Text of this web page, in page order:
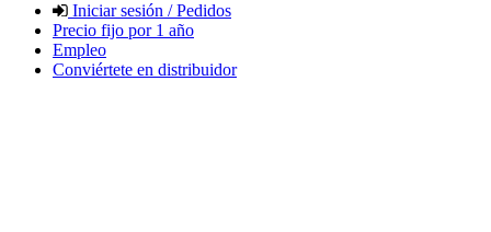
Iniciar sesión / Pedidos
Precio fijo por 1 año
Empleo
Conviértete en distribuidor